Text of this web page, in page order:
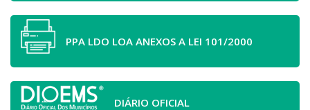
PPA LDO LOA ANEXOS A LEI 101/2000
DIÁRIO OFICIAL